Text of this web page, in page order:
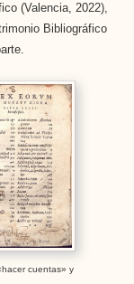
(Valencia, 2022),
Bibliográfico
cuentas» y